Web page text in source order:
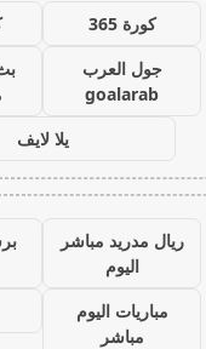
كورة 365
جول العرب
goalarab
يلا لايف
ريال مدريد مباشر
اليوم
مباريات اليوم
مباشر